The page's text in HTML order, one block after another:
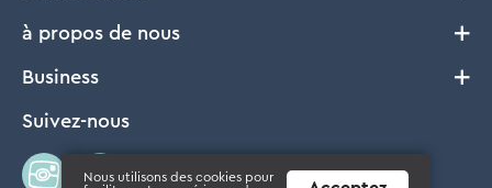
Livraison et Retours
Privacy
Disclaimer
à propos de nous
Notre histoire
Concours
Business
B2B
Presse
Suivez-nous
Nous utilisons des cookies pour